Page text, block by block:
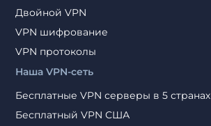
Двойной VPN
VPN шифрование
VPN протоколы
Наша VPN-сеть
Бесплатные VPN серверы в 5 странах
Бесплатный VPN США